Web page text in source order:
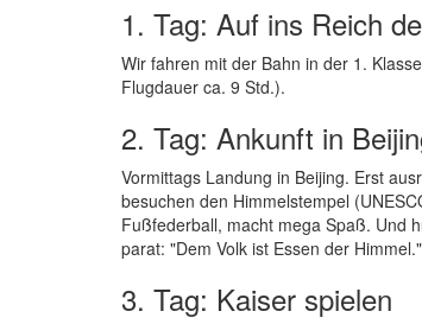
1. Tag: Auf ins Reich
Wir fahren mit der Bahn in der 1.
Flugdauer ca. 9 Std.).
2. Tag: Ankunft in
Vormittags Landung in Beijing. Erst
besuchen den Himmelstempel
Fußfederball, macht mega Spaß. Und
parat: "Dem Volk ist Essen der
3. Tag: Kaiser spielen